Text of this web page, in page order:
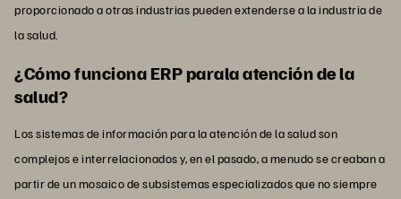
proporcionado a otras industrias pueden extenderse a la industria de
la salud.
¿Cómo funciona ERP parala atención de la
salud?
Los sistemas de información para la atención de la salud son
complejos e interrelacionados y, en el pasado, a menudo se creaban a
partir de un mosaico de subsistemas especializados que no siempre